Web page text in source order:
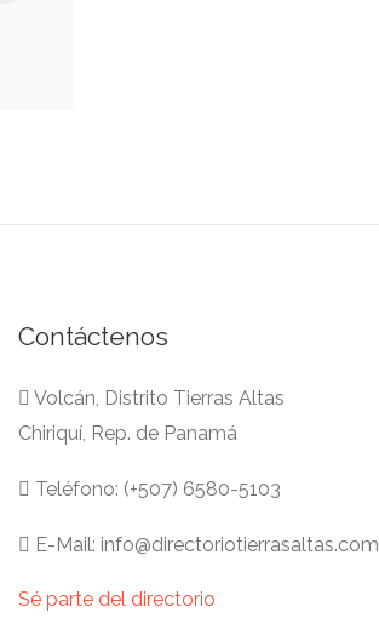
Contáctenos
Volcán, Distrito Tierras Altas
Chiriquí, Rep. de Panamá
Teléfono: (+507) 6580-5103
E-Mail: info@directoriotierrasaltas.com
Sé parte del directorio